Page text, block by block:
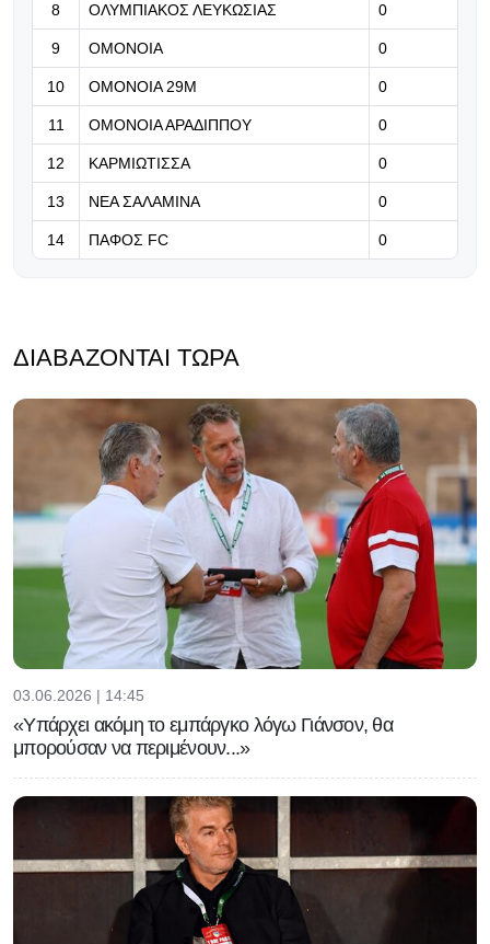
Champions League: Άαρχους και
Φενέρμπαχτε έκαναν τη... δουλειά
και απέκτησαν προβάδισμα
πρόκρισης στα playoffs
05.08.2026 | 23:10
Πειστική εικόνα, πολύτιμο
προβάδισμα
8 ΟΛΥΜΠΙΑΚΟΣ ΛΕΥΚΩΣΙΑΣ 0
9 ΟΜΟΝΟΙΑ 0
10 ΟΜΟΝΟΙΑ 29Μ 0
11 ΟΜΟΝΟΙΑ ΑΡΑΔΙΠΠΟΥ 0
12 ΚΑΡΜΙΩΤΙΣΣΑ 0
13 ΝΕΑ ΣΑΛΑΜΙΝΑ 0
14 ΠΑΦΟΣ FC 0
ΔΙΑΒΆΖΟΝΤΑΙ ΤΏΡΑ
03.06.2026 | 14:45
«Υπάρχει ακόμη το εμπάργκο λόγω Γιάνσον, θα
μπορούσαν να περιμένουν...»